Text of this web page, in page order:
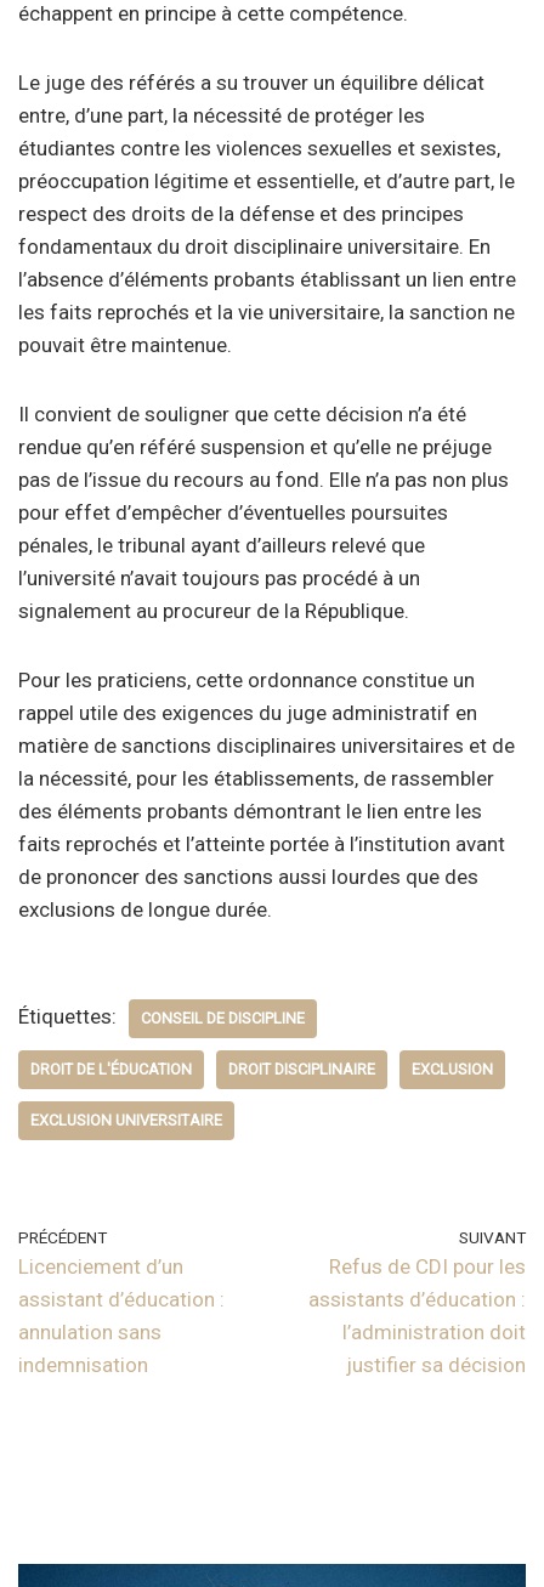
échappent en principe à cette compétence.
Le juge des référés a su trouver un équilibre délicat
entre, d’une part, la nécessité de protéger les
étudiantes contre les violences sexuelles et sexistes,
préoccupation légitime et essentielle, et d’autre part, le
respect des droits de la défense et des principes
fondamentaux du droit disciplinaire universitaire. En
l’absence d’éléments probants établissant un lien entre
les faits reprochés et la vie universitaire, la sanction ne
pouvait être maintenue.
Il convient de souligner que cette décision n’a été
rendue qu’en référé suspension et qu’elle ne préjuge
pas de l’issue du recours au fond. Elle n’a pas non plus
pour effet d’empêcher d’éventuelles poursuites
pénales, le tribunal ayant d’ailleurs relevé que
l’université n’avait toujours pas procédé à un
signalement au procureur de la République.
Pour les praticiens, cette ordonnance constitue un
rappel utile des exigences du juge administratif en
matière de sanctions disciplinaires universitaires et de
la nécessité, pour les établissements, de rassembler
des éléments probants démontrant le lien entre les
faits reprochés et l’atteinte portée à l’institution avant
de prononcer des sanctions aussi lourdes que des
exclusions de longue durée.
Étiquettes: CONSEIL DE DISCIPLINE
DROIT DE L'ÉDUCATION DROIT DISCIPLINAIRE EXCLUSION
EXCLUSION UNIVERSITAIRE
PRÉCÉDENT
Licenciement d’un
assistant d’éducation :
annulation sans
indemnisation
SUIVANT
Refus de CDI pour les
assistants d’éducation :
l’administration doit
justifier sa décision